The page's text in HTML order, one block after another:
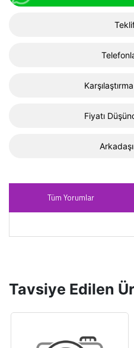
Fiyatı
Tüm Yorumlar
Tavsiye Edilen